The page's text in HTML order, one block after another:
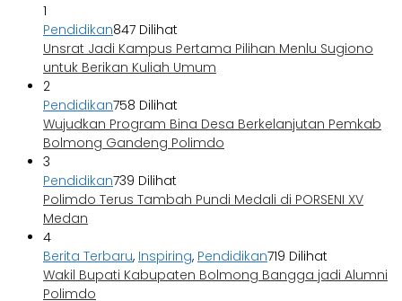
1
Pendidikan847 Dilihat
Unsrat Jadi Kampus Pertama Pilihan Menlu Sugiono
untuk Berikan Kuliah Umum
2
Pendidikan758 Dilihat
Wujudkan Program Bina Desa Berkelanjutan Pemkab
Bolmong Gandeng Polimdo
3
Pendidikan739 Dilihat
Polimdo Terus Tambah Pundi Medali di PORSENI XV
Medan
4
Berita Terbaru, Inspiring, Pendidikan719 Dilihat
Wakil Bupati Kabupaten Bolmong Bangga jadi Alumni
Polimdo